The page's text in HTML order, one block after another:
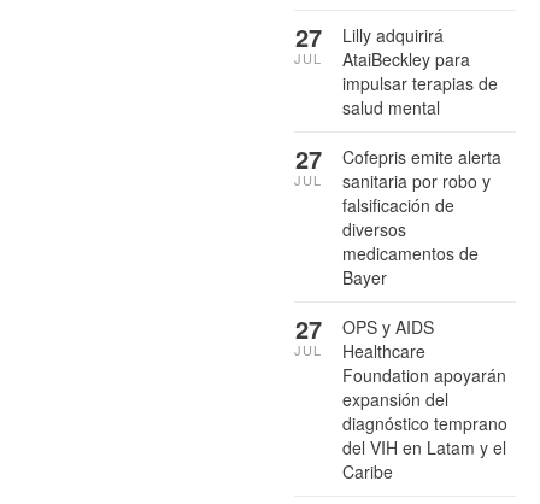
Lilly adquirirá
AtaiBeckley para
impulsar terapias de
salud mental
27
JUL
Cofepris emite alerta
sanitaria por robo y
falsificación de
diversos
medicamentos de
Bayer
27
JUL
OPS y AIDS
Healthcare
Foundation apoyarán
expansión del
diagnóstico temprano
del VIH en Latam y el
Caribe
27
JUL